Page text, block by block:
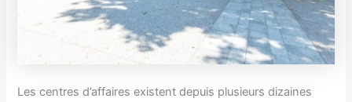
Les centres d’affaires existent depuis plusieurs dizaines